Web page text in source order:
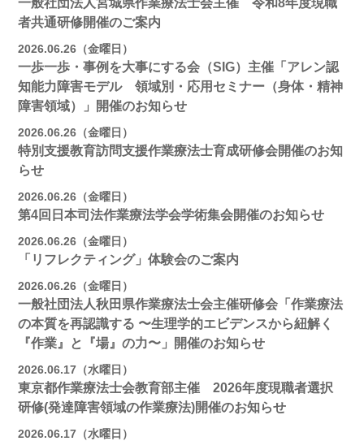
一般社団法人宮城県作業療法士会主催 令和8年度現職
者共通研修開催のご案内
2026.06.26（金曜日）
一歩一歩・事例を大事にする会（SIG）主催「アレン認
知能力障害モデル 領域別・応用セミナー（身体・精神
障害領域）」開催のお知らせ
2026.06.26（金曜日）
特別支援教育訪問支援作業療法士育成研修会開催のお知
らせ
2026.06.26（金曜日）
第4回日本司法作業療法学会学術集会開催のお知らせ
2026.06.26（金曜日）
「リフレクティング」体験会のご案内
2026.06.26（金曜日）
一般社団法人秋田県作業療法士会主催研修会「作業療法
の本質を再認識する 〜生理学的エビデンスから紐解く
『作業』と『場』の力〜」開催のお知らせ
2026.06.17（水曜日）
東京都作業療法士会教育部主催 2026年度現職者選択
研修(発達障害領域の作業療法)開催のお知らせ
2026.06.17（水曜日）